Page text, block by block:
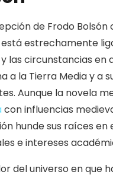
de Frodo Bolsón
estrechamente
las circunstancias en
a la Tierra Media y a
Aunque la novela
con influencias
hunde sus raíces en
e intereses
del universo en que